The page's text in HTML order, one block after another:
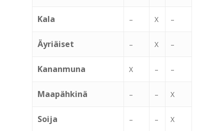
Kala – X –
Äyriäiset – X –
Kananmuna X – –
Maapähkinä – – X
Soija – – X